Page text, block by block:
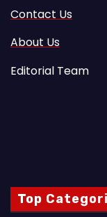
Contact Us
About Us
Editorial Team
Top